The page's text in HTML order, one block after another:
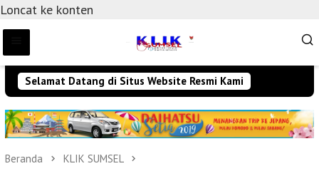
Loncat ke konten
Selamat Datang di Situs Website Resmi Kami
Beranda KLIK SUMSEL